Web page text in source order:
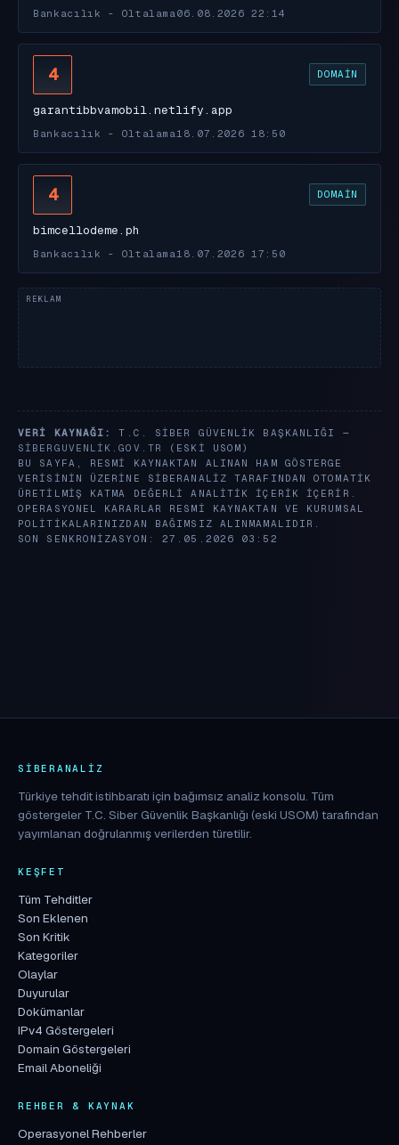
Bankacılık - Oltalama 06.08.2026 22:14
4 DOMAIN
garantibbvamobil.netlify.app
Bankacılık - Oltalama 18.07.2026 18:50
4 DOMAIN
bimcellodeme.ph
Bankacılık - Oltalama 18.07.2026 17:50
VERI KAYNAĞI:
T.C. SIBER GÜVENLIK BAŞKANLIĞI —
SIBERGUVENLIK.GOV.TR
(ESKI USOM)
BU SAYFA, RESMI KAYNAKTAN ALINAN HAM GÖSTERGE
VERISININ ÜZERINE SIBERANALIZ TARAFINDAN OTOMATIK
ÜRETILMIŞ KATMA DEĞERLI ANALITIK IÇERIK IÇERIR.
OPERASYONEL KARARLAR RESMI KAYNAKTAN VE KURUMSAL
POLITIKALARINIZDAN BAĞIMSIZ ALINMAMALIDIR.
SON SENKRONIZASYON: 27.05.2026 03:52
SIBERANALIZ
Türkiye tehdit istihbaratı için bağımsız analiz konsolu. Tüm
göstergeler T.C. Siber Güvenlik Başkanlığı (eski USOM) tarafından
yayımlanan doğrulanmış verilerden türetilir.
KEŞFET
Tüm Tehditler
Son Eklenen
Son Kritik
Kategoriler
Olaylar
Duyurular
Dokümanlar
IPv4 Göstergeleri
Domain Göstergeleri
Email Aboneliği
REHBER & KAYNAK
Operasyonel Rehberler